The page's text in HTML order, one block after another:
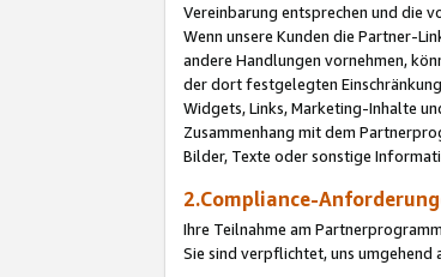
Vereinbarung entsprechen und die
Wenn unsere Kunden die Partner-
andere Handlungen vornehmen,
der dort festgelegten
Widgets, Links, Marketing-Inhalte
Zusammenhang mit dem
Bilder, Texte oder sonstige
2.Compliance-
Ihre Teilnahme am
Sie sind verpflichtet, uns